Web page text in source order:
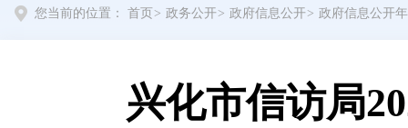
您当前的位置： 首页 > 政务公开> 政府信息公开> 政府信息公开
兴化市信访局